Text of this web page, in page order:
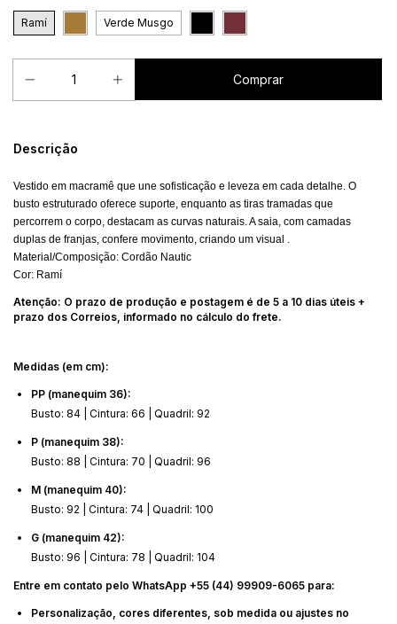
Ramí Verde Musgo
Descrição
Vestido em macramê que une sofisticação e leveza em cada detalhe. O
busto estruturado oferece suporte, enquanto as tiras tramadas que
percorrem o corpo, destacam as curvas naturais. A saia, com camadas
duplas de franjas, confere movimento, criando um visual .
Material/Composição: Cordão Nautic
Cor: Ramí
Atenção: O prazo de produção e postagem é de 5 a 10 dias úteis +
prazo dos Correios, informado no cálculo do frete.
Medidas (em cm):
PP (manequim 36):
Busto: 84 | Cintura: 66 | Quadril: 92
P (manequim 38):
Busto: 88 | Cintura: 70 | Quadril: 96
M (manequim 40):
Busto: 92 | Cintura: 74 | Quadril: 100
G (manequim 42):
Busto: 96 | Cintura: 78 | Quadril: 104
Entre em contato pelo WhatsApp +55 (44) 99909-6065 para:
Personalização, cores diferentes, sob medida ou ajustes no